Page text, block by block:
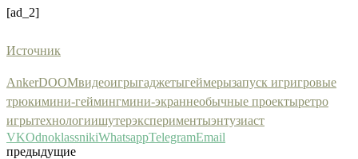
[ad_2]
Источник
AnkerDOOMвидеоигрыгаджетыгеймерызапуск игригровые
трюкимини-геймингмини-экраннеобычные проектыретро
игрытехнологиишутерэкспериментыэнтузиаст
VKOdnoklassnikiWhatsappTelegramEmail
предыдущие